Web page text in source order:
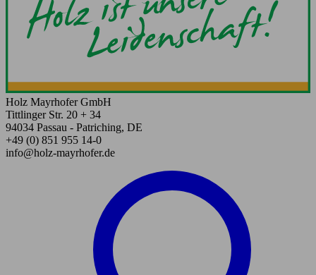
Holz Mayrhofer GmbH
Tittlinger Str. 20 + 34
94034 Passau - Patriching, DE
+49 (0) 851 955 14-0
info@holz-mayrhofer.de